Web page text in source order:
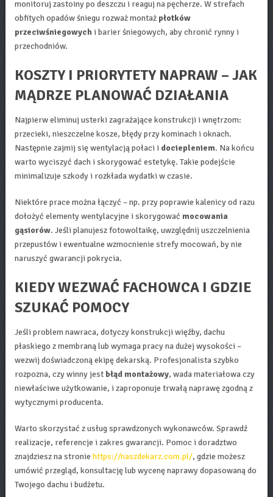
monitoruj zastoiny po deszczu i reaguj na pęcherze. W strefach
obfitych opadów śniegu rozważ montaż płotków
przeciwśniegowychi barier śniegowych, aby chronić rynny i
przechodniów.
KOSZTY I PRIORYTETY NAPRAW – JAK
MĄDRZE PLANOWAĆ DZIAŁANIA
Najpierw eliminuj usterki zagrażające konstrukcji i wnętrzom:
przecieki, nieszczelne kosze, błędy przy kominach i oknach.
Następnie zajmij się wentylacją połaci i dociepleniem. Na końcu
warto wyciszyć dach i skorygować estetykę. Takie podejście
minimalizuje szkody i rozkłada wydatki w czasie.
Niektóre prace można łączyć – np. przy poprawie kalenicy od razu
dołożyć elementy wentylacyjne i skorygować mocowania
gąsiorów. Jeśli planujesz fotowoltaikę, uwzględnij uszczelnienia
przepustów i ewentualne wzmocnienie strefy mocowań, by nie
naruszyć gwarancji pokrycia.
KIEDY WEZWAĆ FACHOWCA I GDZIE
SZUKAĆ POMOCY
Jeśli problem nawraca, dotyczy konstrukcji więźby, dachu
płaskiego z membraną lub wymaga pracy na dużej wysokości –
wezwij doświadczoną ekipę dekarską. Profesjonalista szybko
rozpozna, czy winny jest błąd montażowy, wada materiałowa czy
niewłaściwe użytkowanie, i zaproponuje trwałą naprawę zgodną z
wytycznymi producenta.
Warto skorzystać z usług sprawdzonych wykonawców. Sprawdź
realizacje, referencje i zakres gwarancji. Pomoc i doradztwo
znajdziesz na stronie https://naszdekarz.com.pl/, gdzie możesz
umówić przegląd, konsultację lub wycenę naprawy dopasowaną do
Twojego dachu i budżetu.